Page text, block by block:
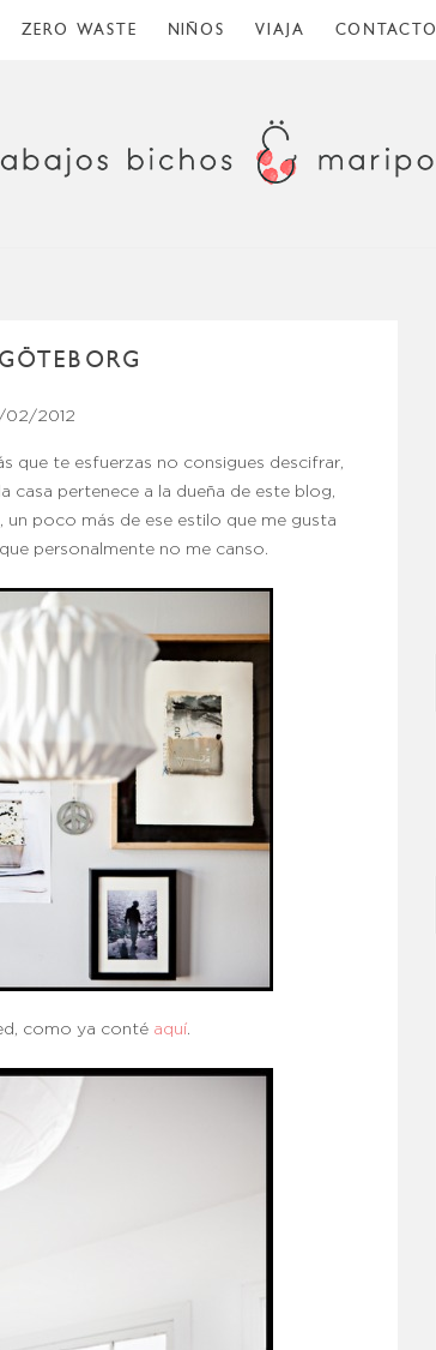
ZERO WASTE NIÑOS VIAJA CONTACTO
02/2012
que te esfuerzas no consigues descifrar,
casa pertenece a la dueña de este blog,
un poco más de ese estilo que me gusta
personalmente no me canso.
como ya conté aquí